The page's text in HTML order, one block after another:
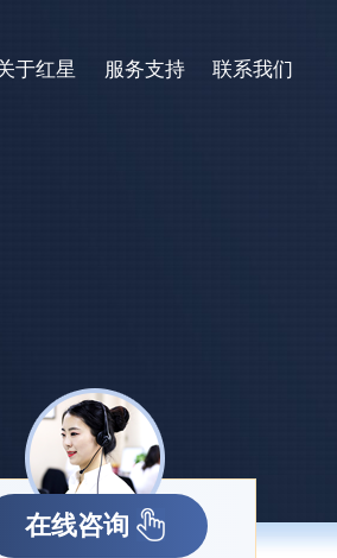
于红星 服务支持 联系我们
在线咨询